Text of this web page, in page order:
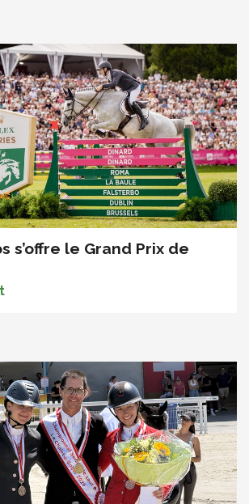
s’offre le Grand Prix de